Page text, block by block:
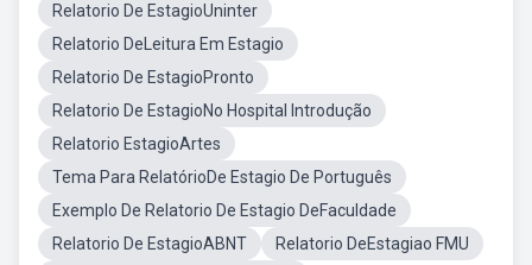
Relatorio De EstagioUninter
Relatorio DeLeitura Em Estagio
Relatorio De EstagioPronto
Relatorio De EstagioNo Hospital Introdução
Relatorio EstagioArtes
Tema Para RelatórioDe Estagio De Português
Exemplo De Relatorio De Estagio DeFaculdade
Relatorio De EstagioABNT
Relatorio DeEstagiao FMU